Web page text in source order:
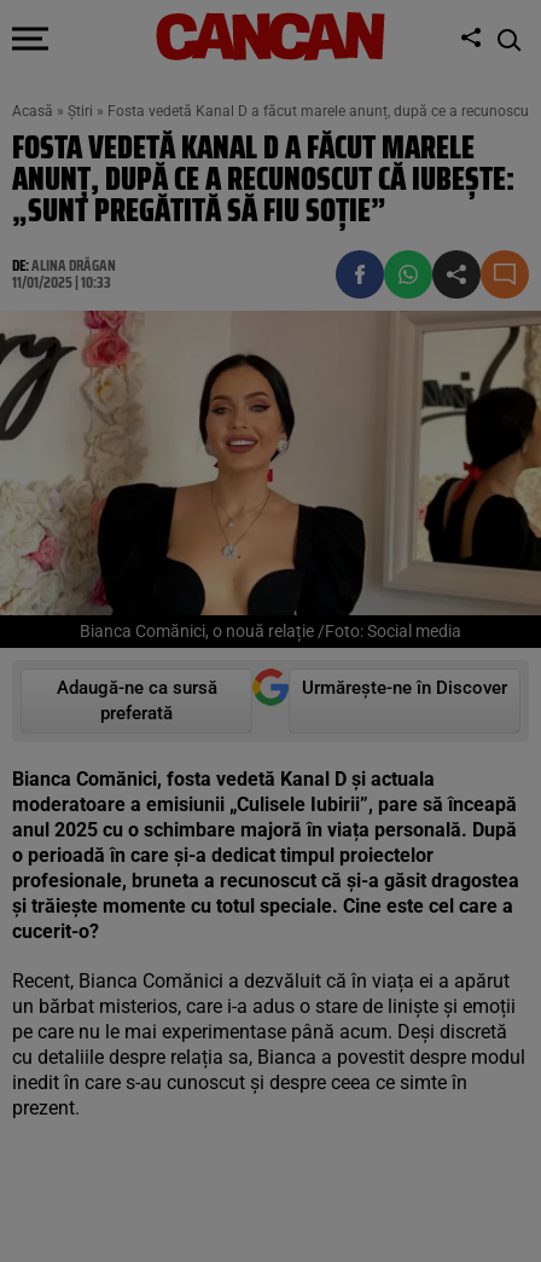
Acasă » Știri » Fosta vedetă Kanal D a făcut marele anunț, după ce a recunoscut
FOSTA VEDETĂ KANAL D A FĂCUT MARELE
ANUNȚ, DUPĂ CE A RECUNOSCUT CĂ IUBEȘTE:
„SUNT PREGĂTITĂ SĂ FIU SOȚIE”
DE:ALINA DRĂGAN
11/01/2025 | 10:33
Bianca Comănici, o nouă relație /Foto: Social media
Adaugă-ne ca sursă
preferată
Urmărește-ne în Discover
Bianca Comănici, fosta vedetă Kanal D și actuala
moderatoare a emisiunii „Culisele Iubirii”, pare să înceapă
anul 2025 cu o schimbare majoră în viața personală. După
o perioadă în care și-a dedicat timpul proiectelor
profesionale, bruneta a recunoscut că și-a găsit dragostea
și trăiește momente cu totul speciale. Cine este cel care a
cucerit-o?
Recent, Bianca Comănici a dezvăluit că în viața ei a apărut
un bărbat misterios, care i-a adus o stare de liniște și emoții
pe care nu le mai experimentase până acum. Deși discretă
cu detaliile despre relația sa, Bianca a povestit despre modul
inedit în care s-au cunoscut și despre ceea ce simte în
prezent.